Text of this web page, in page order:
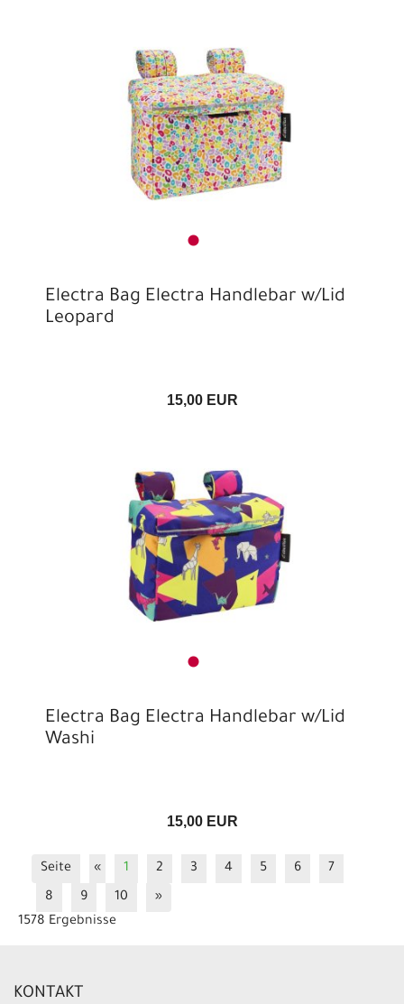
Electra Bag Electra Handlebar w/Lid
Leopard
15,00 EUR
Electra Bag Electra Handlebar w/Lid
Washi
15,00 EUR
Seite « 1 2 3 4 5 6
7
8
9 10
»
1578 Ergebnisse
KONTAKT